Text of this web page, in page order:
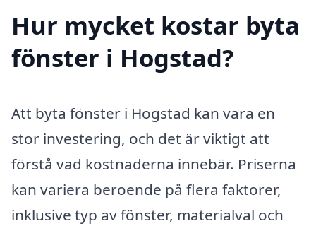
Hur mycket kostar byta
fönster i Hogstad?
Att byta fönster i Hogstad kan vara en
stor investering, och det är viktigt att
förstå vad kostnaderna innebär. Priserna
kan variera beroende på flera faktorer,
inklusive typ av fönster, materialval och